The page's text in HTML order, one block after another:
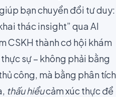
bạn chuyển đổi tư duy:
thác insight” qua AI
CSKH thành cơ hội khám
sự – không phải bằng
công, mà bằng phân tích
thấu hiểucảm xúc thực để